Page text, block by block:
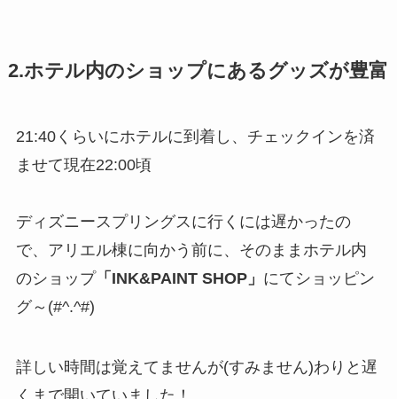
2.ホテル内のショップにあるグッズが豊富
21:40くらいにホテルに到着し、チェックインを済
ませて現在22:00頃
ディズニースプリングスに行くには遅かったの
で、アリエル棟に向かう前に、そのままホテル内
のショップ「INK&PAINT SHOP」 にてショッピン
グ～(#^.^#)
詳しい時間は覚えてませんが(すみません)わりと遅